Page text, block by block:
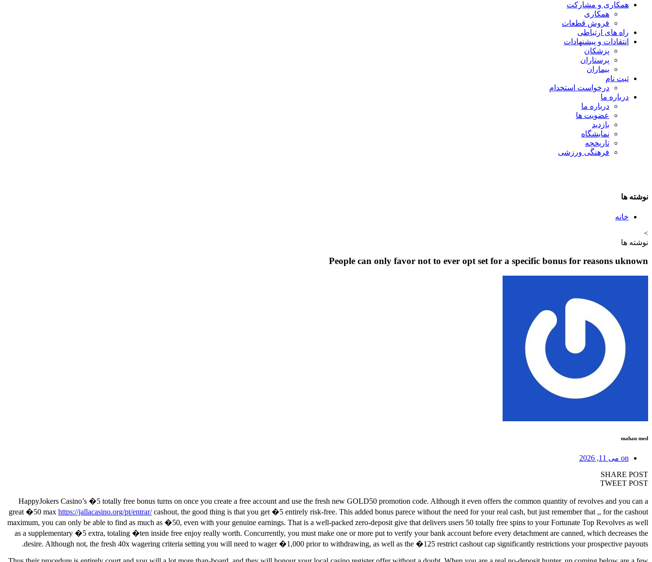
همکاری و مشارکت
همکاری
فروش قطعات
راه های ارتباطی
انتقادات و پيشنهادات
پزشكان
پرستاران
بيماران
ثبت نام
درخواست استخدام
درباره ما
درباره ما
عضویت ها
بازدید
نمایشگاه
تاريخچه
فرهنگی ورزشی
نوشته ها
خانه
>
نوشته ها
People can only favor not to ever opt set for a specific bonus for reasons uknown
mahan med
on می 11, 2026
SHARE POST
TWEET POST
HappyJokers Casino’s �5 totally free bonus turns on once you create a free account and use the fresh new GOLD50 promotion code. Although it even offers the common quantity of revolves and you can a
great �50 max https://jallacasino.org/pt/entrar/cashout, the good thing is that you get �5 entirely risk-free. This added bonus parece without the need for your real cash, but just remember that ,, for the cashout
maximum, you can only be able to find as much as �50, even with your genuine earnings. That is a well-packed zero-deposit give that delivers users 50 totally free spins to your Fortunate Top Revolves as well
as a supplementary �5 extra, totaling �ten inside free enjoy really worth. Concurrently, you must make one or more put to verify your bank account before every detachment are canned, which decreases the
desire. Although not, the fresh 40x wagering criteria setting you will need to wager �1,000 prior to withdrawing, as well as the �125 restrict cashout cap significantly restrictions your prospective payouts.